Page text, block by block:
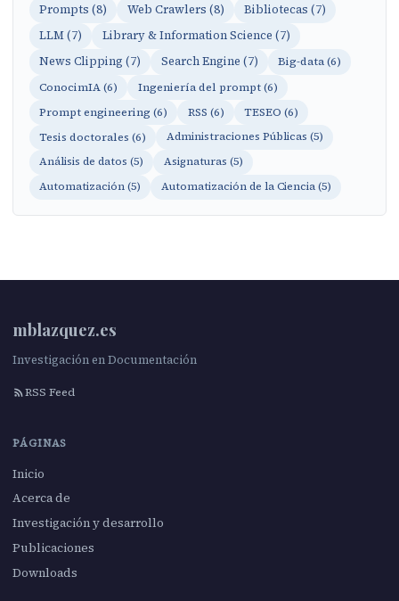
Prompts (8)
Web Crawlers (8)
Bibliotecas (7)
LLM (7)
Library & Information Science (7)
News Clipping (7)
Search Engine (7)
Big-data (6)
ConocimIA (6)
Ingeniería del prompt (6)
Prompt engineering (6)
RSS (6)
TESEO (6)
Tesis doctorales (6)
Administraciones Públicas (5)
Análisis de datos (5)
Asignaturas (5)
Automatización (5)
Automatización de la Ciencia (5)
mblazquez.es
Investigación en Documentación
RSS Feed
PÁGINAS
Inicio
Acerca de
Investigación y desarrollo
Publicaciones
Downloads